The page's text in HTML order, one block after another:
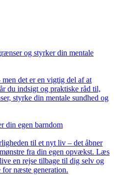
og styrker din mentale
det er en vigtig del af at
du indsigt og praktiske råd til,
styrke din mentale sundhed og
din egen barndom
til et nyt liv – det åbner
fra din egen opvækst. Læs
en rejse tilbage til dig selv og
næste generation.